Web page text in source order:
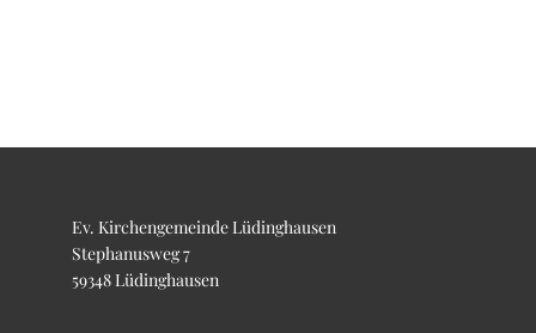
Ev. Kirchengemeinde Lüdinghausen
Stephanusweg 7
59348 Lüdinghausen